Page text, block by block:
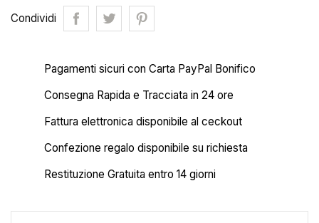
Condividi
Pagamenti sicuri con Carta PayPal Bonifico
Consegna Rapida e Tracciata in 24 ore
Fattura elettronica disponibile al ceckout
Confezione regalo disponibile su richiesta
Restituzione Gratuita entro 14 giorni